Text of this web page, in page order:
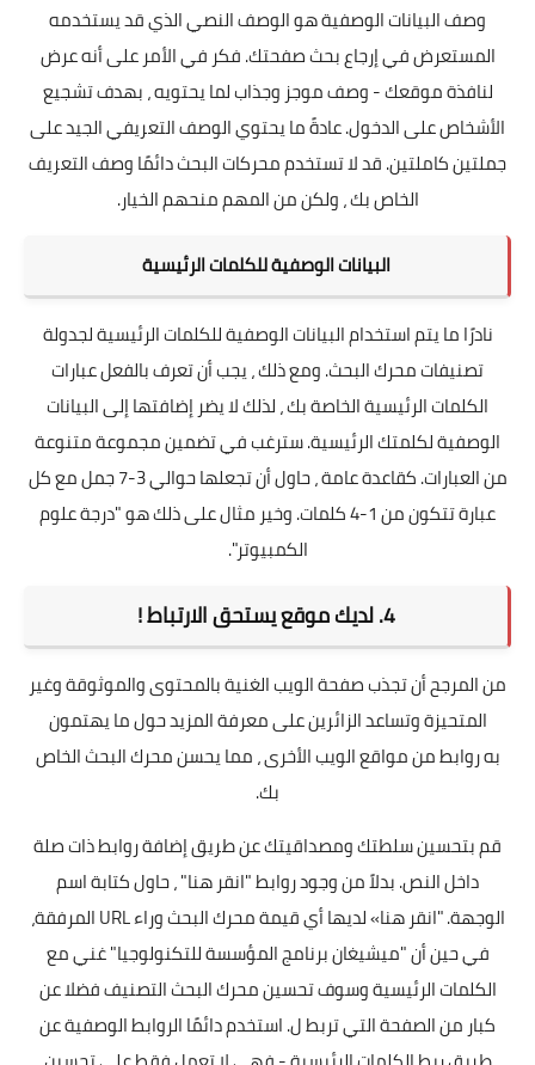
وصف البيانات الوصفية هو الوصف النصي الذي قد يستخدمه
المستعرض في إرجاع بحث صفحتك. فكر في الأمر على أنه عرض
لنافذة موقعك - ​​وصف موجز وجذاب لما يحتويه ، بهدف تشجيع
الأشخاص على الدخول. عادةً ما يحتوي الوصف التعريفي الجيد على
جملتين كاملتين. قد لا تستخدم محركات البحث دائمًا وصف التعريف
الخاص بك ، ولكن من المهم منحهم الخيار.
البيانات الوصفية للكلمات الرئيسية
نادرًا ما يتم استخدام البيانات الوصفية للكلمات الرئيسية لجدولة
تصنيفات محرك البحث. ومع ذلك ، يجب أن تعرف بالفعل عبارات
الكلمات الرئيسية الخاصة بك ، لذلك لا يضر إضافتها إلى البيانات
الوصفية لكلمتك الرئيسية. سترغب في تضمين مجموعة متنوعة
من العبارات. كقاعدة عامة ، حاول أن تجعلها حوالي 3-7 جمل مع كل
عبارة تتكون من 1-4 كلمات. وخير مثال على ذلك هو "درجة علوم
الكمبيوتر".
4. لديك موقع يستحق الارتباط !
من المرجح أن تجذب صفحة الويب الغنية بالمحتوى والموثوقة وغير
المتحيزة وتساعد الزائرين على معرفة المزيد حول ما يهتمون
به روابط من مواقع الويب الأخرى ، مما يحسن محرك البحث الخاص
بك.
قم بتحسين سلطتك ومصداقيتك عن طريق إضافة روابط ذات صلة
داخل النص. بدلاً من وجود روابط "انقر هنا" ، حاول كتابة اسم
الوجهة. "انقر هنا» لديها أي قيمة محرك البحث وراء URL المرفقة،
في حين أن "ميشيغان برنامج المؤسسة للتكنولوجيا" غني مع
الكلمات الرئيسية وسوف تحسين محرك البحث التصنيف فضلا عن
كبار من الصفحة التي تربط ل. استخدم دائمًا الروابط الوصفية عن